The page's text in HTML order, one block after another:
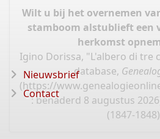
Wilt u bij het overnemen
stamboom alstublieft een
herkomst
Igino Dorissa, "L'albero di tre
database,
(https://
: benaderd 8 augustus
(1847-
Nieuwsbrief
Contact